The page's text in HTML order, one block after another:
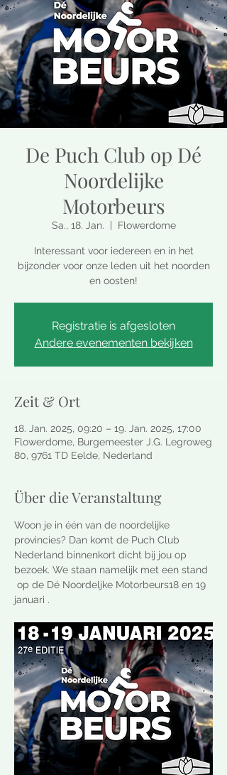
De Puch Club op Dé
Noordelijke
Motorbeurs
Sa., 18. Jan. Flowerdome
Interessant voor iedereen en in het
bijzonder voor onze leden uit het noorden
en oosten!
Registratie is afgesloten
Andere evenementen bekijken
Zeit & Ort
18. Jan. 2025, 09:20 – 19. Jan. 2025, 17:00
Flowerdome, Burgemeester J.G. Legroweg
80, 9761 TD Eelde, Nederland
Über die Veranstaltung
Woon je in één van de noordelijke
provincies? Dan komt de Puch Club
Nederland binnenkort dicht bij jou op
bezoek. We staan namelijk met een stand
op de Dé Noordeljke Motorbeurs18 en 19
januari .